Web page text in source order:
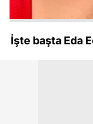
İşte başta Eda